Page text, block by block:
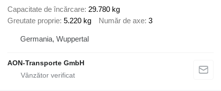
Capacitate de încărcare 29.780 kg
Greutate proprie 5.220 kg Număr de axe 3
Germania, Wuppertal
AON-Transporte GmbH